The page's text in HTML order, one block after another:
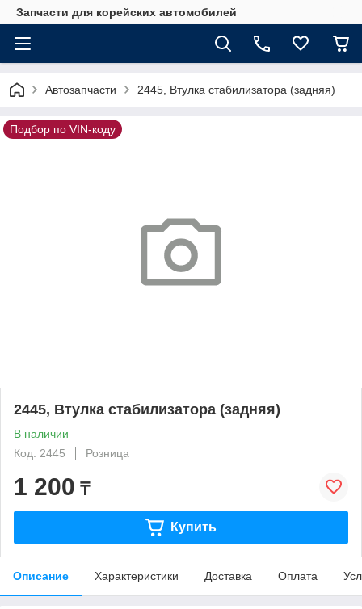
Запчасти для корейских автомобилей
Автозапчасти 2445, Втулка стабилизатора (задняя)
Подбор по VIN-коду
2445, Втулка стабилизатора (задняя)
В наличии
Код: 2445
Розница
1 200 ₸
Купить
Описание Характеристики Доставка Оплата